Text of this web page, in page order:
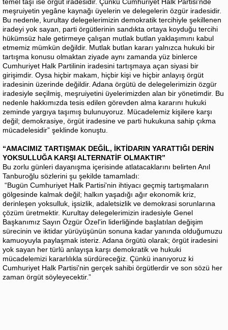
meşruiyetin yegâne kaynağı üyelerin ve delegelerin özgür iradesidir.
Bu nedenle, kurultay delegelerimizin demokratik tercihiyle şekillenen
iradeyi yok sayan, parti örgütlerinin sandıkta ortaya koyduğu tercihi
hükümsüz hale getirmeye çalışan mutlak butlan yaklaşımını kabul
etmemiz mümkün değildir. Mutlak butlan kararı yalnızca hukuki bir
tartışma konusu olmaktan ziyade aynı zamanda yüz binlerce
Cumhuriyet Halk Partilinin iradesini tartışmaya açan siyasi bir
girişimdir. Oysa hiçbir makam, hiçbir kişi ve hiçbir anlayış örgüt
iradesinin üzerinde değildir. Adana örgütü de delegelerimizin özgür
iradesiyle seçilmiş, meşruiyetini üyelerimizden alan bir yönetimdir. Bu
nedenle hakkımızda tesis edilen görevden alma kararını hukuki
zeminde yargıya taşımış bulunuyoruz. Mücadelemiz kişilere karşı
değil; demokrasiye, örgüt iradesine ve parti hukukuna sahip çıkma
mücadelesidir” şeklinde konuştu.
“AMACIMIZ TARTIŞMAK DEĞİL, İKTİDARIN YARATTIĞI DERİN
YOKSULLUĞA KARŞI ALTERNATİF OLMAKTIR”
Bu zorlu günleri dayanışma içerisinde atlatacaklarını belirten Anıl
Tanburoğlu sözlerini şu şekilde tamamladı:
“Bugün Cumhuriyet Halk Partisi'nin ihtiyacı geçmiş tartışmaların
gölgesinde kalmak değil; halkın yaşadığı ağır ekonomik kriz,
derinleşen yoksulluk, işsizlik, adaletsizlik ve demokrasi sorunlarına
çözüm üretmektir. Kurultay delegelerimizin iradesiyle Genel
Başkanımız Sayın Özgür Özel'in liderliğinde başlatılan değişim
sürecinin ve iktidar yürüyüşünün sonuna kadar yanında olduğumuzu
kamuoyuyla paylaşmak isteriz. Adana örgütü olarak; örgüt iradesini
yok sayan her türlü anlayışa karşı demokratik ve hukuki
mücadelemizi kararlılıkla sürdüreceğiz. Çünkü inanıyoruz ki
Cumhuriyet Halk Partisi'nin gerçek sahibi örgütlerdir ve son sözü her
zaman örgüt söyleyecektir.”